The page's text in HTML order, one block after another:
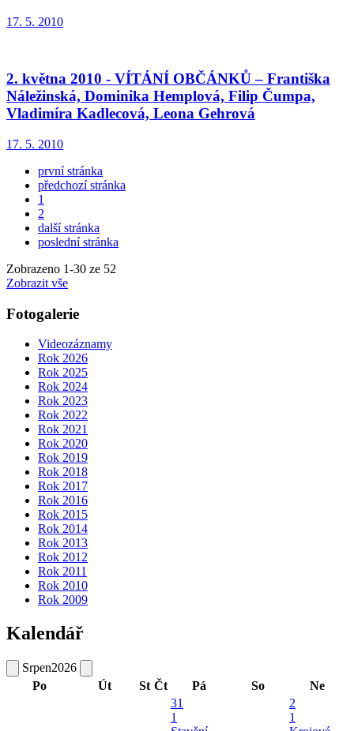
17. 5. 2010
2. května 2010 - VÍTÁNÍ OBČÁNKŮ – Františka
Náležinská, Dominika Hemplová, Filip Čumpa,
Vladimíra Kadlecová, Leona Gehrová
17. 5. 2010
první stránka
předchozí stránka
1
2
další stránka
poslední stránka
Zobrazeno 1-30 ze 52
Zobrazit vše
Fotogalerie
Videozáznamy
Rok 2026
Rok 2025
Rok 2024
Rok 2023
Rok 2022
Rok 2021
Rok 2020
Rok 2019
Rok 2018
Rok 2017
Rok 2016
Rok 2015
Rok 2014
Rok 2013
Rok 2012
Rok 2011
Rok 2010
Rok 2009
Kalendář
Srpen2026
Po
Út St Čt Pá So Ne
31
1
2
1